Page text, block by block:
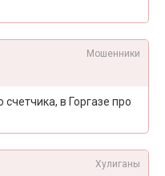
Мошенники
в Горгазе про
Хулиганы